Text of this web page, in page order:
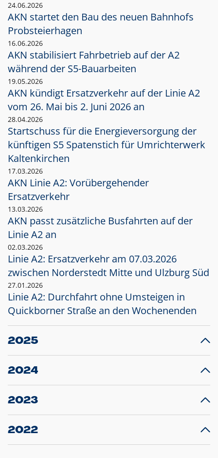
24.06.2026
AKN startet den Bau des neuen Bahnhofs
Probsteierhagen
16.06.2026
AKN stabilisiert Fahrbetrieb auf der A2
während der S5-Bauarbeiten
19.05.2026
AKN kündigt Ersatzverkehr auf der Linie A2
vom 26. Mai bis 2. Juni 2026 an
28.04.2026
Startschuss für die Energieversorgung der
künftigen S5 Spatenstich für Umrichterwerk
Kaltenkirchen
17.03.2026
AKN Linie A2: Vorübergehender
Ersatzverkehr
13.03.2026
AKN passt zusätzliche Busfahrten auf der
Linie A2 an
02.03.2026
Linie A2: Ersatzverkehr am 07.03.2026
zwischen Norderstedt Mitte und Ulzburg Süd
27.01.2026
Linie A2: Durchfahrt ohne Umsteigen in
Quickborner Straße an den Wochenenden
2025
23.12.2025
Projekt S5: Start der Bauarbeiten am
2024
10.12.2024
Großprojekt S5: Sperrung der Bahnstraße in
2023
20.12.2023
Schleswig-Holstein verlängert den
2022
22.12.2022